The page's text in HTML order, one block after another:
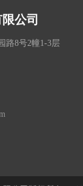
公司
路8号2幢1-3层